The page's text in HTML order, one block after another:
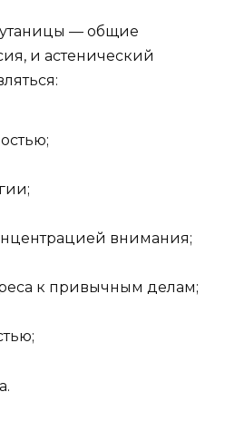
— общие
и астенический
внимания;
к привычным делам;